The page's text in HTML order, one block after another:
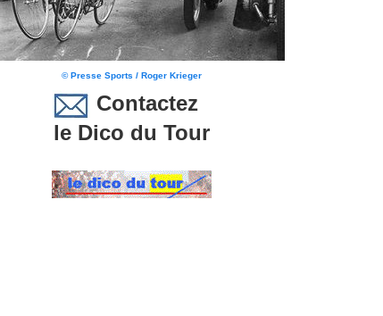
© Presse Sports / Roger Krieger
Contactez
le Dico du Tour